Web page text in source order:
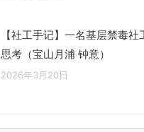
【社工手记】一名基层禁毒
思考（宝山月浦 钟意）
2026年3月20日